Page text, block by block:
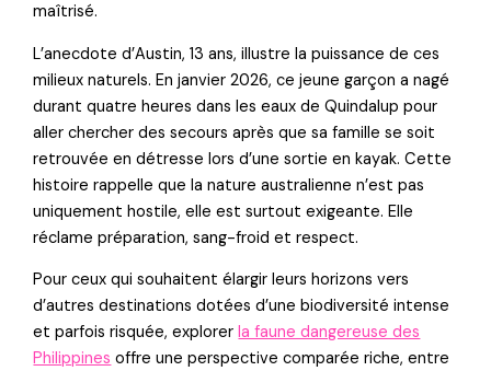
maîtrisé.
L’anecdote d’Austin, 13 ans, illustre la puissance de ces
milieux naturels. En janvier 2026, ce jeune garçon a nagé
durant quatre heures dans les eaux de Quindalup pour
aller chercher des secours après que sa famille se soit
retrouvée en détresse lors d’une sortie en kayak. Cette
histoire rappelle que la nature australienne n’est pas
uniquement hostile, elle est surtout exigeante. Elle
réclame préparation, sang-froid et respect.
Pour ceux qui souhaitent élargir leurs horizons vers
d’autres destinations dotées d’une biodiversité intense
et parfois risquée, explorerla faune dangereuse des
Philippines offre une perspective comparée riche, entre